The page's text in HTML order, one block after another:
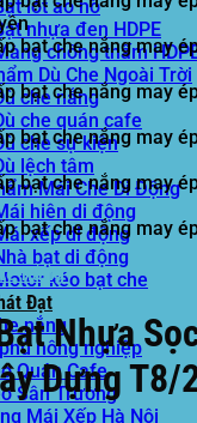
lót ao hồ
nhựa đen HDPE
chống thấm
Dù Che Ngoài Trời
che nắng
che quán cafe
che sự kiện
lệch tâm
Mái Che Di Động
hiên di động
xếp di động
bạt di động
kéo bạt che
Đạt
nắng
nông nghiệp
Quán Cafe
Sân Trường
Mái Xếp Hà Nội
nắng
Nhựa
Dựng T8/